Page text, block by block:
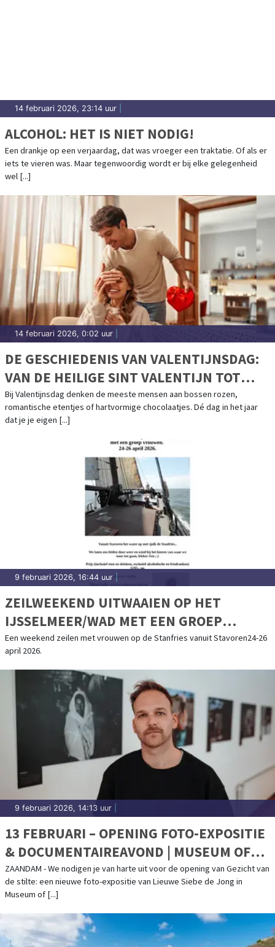
14 februari 2026, 23:14 uur
ALCOHOL: HET IS NIET NODIG!
Een drankje op een verjaardag, dat was vroeger een traktatie. Of als er
iets te vieren was. Maar tegenwoordig wordt er bij elke gelegenheid
wel [...]
14 februari 2026, 0:02 uur
DE GESCHIEDENIS VAN VALENTIJNSDAG:
VAN DE HEILIGE SINT VALENTIJN TOT
COMMERCIEEL LIEFDESFEEST
Bij Valentijnsdag denken de meeste mensen aan bossen rozen,
romantische etentjes of hartvormige chocolaatjes. Dé dag in het jaar
dat je je eigen [...]
9 februari 2026, 16:44 uur
ZEILWEEKEND UITWAAIEN OP HET
IJSSELMEER/WAD MET EEN GROEP
VROUWEN
Een weekend zeilen met vrouwen op de Stanfries vanuit Stavoren24-26
april 2026.
9 februari 2026, 14:13 uur
13 FEBRUARI – OPENING FOTO-EXPOSITIE
& DOCUMENTAIREAVOND | MUSEUM OF
HUMANITY
ZAANDAM - We nodigen je van harte uit voor de opening van Gezicht van
de stilte: een nieuwe foto-expositie van Lieuwe Siebe de Jong in
Museum of [...]